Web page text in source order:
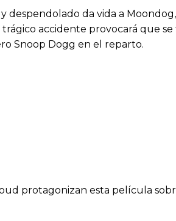
da vida a
accidente provocará que
Snoop Dogg en el reparto.
protagonizan esta película